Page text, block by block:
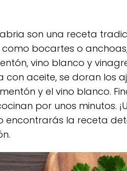
son una receta
bocartes o
vino blanco y
con aceite, se doran los
y el vino blanco.
por unos minutos.
encontrarás la receta